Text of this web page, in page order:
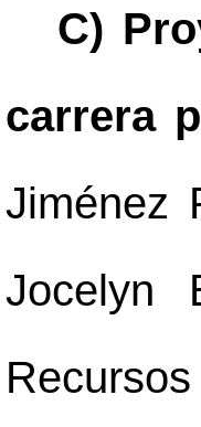
C)
carrera
Jiménez
Jocelyn